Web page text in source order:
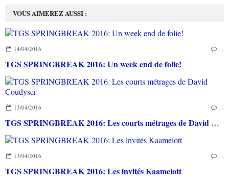
VOUS AIMEREZ AUSSI :
14/04/2016 …
TGS SPRINGBREAK 2016: Un week end de folie!
13/04/2016 …
TGS SPRINGBREAK 2016: Les courts métrages de David Coudyser
13/04/2016 …
TGS SPRINGBREAK 2016: Les invités Kaamelott